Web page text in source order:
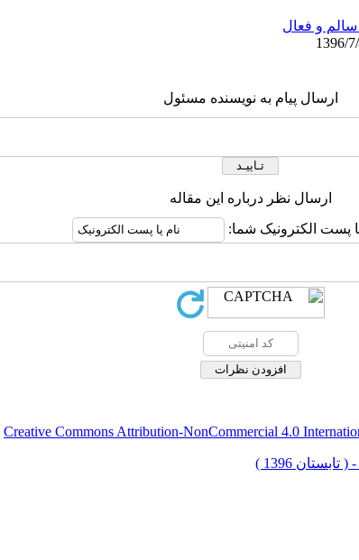
و فعال
ارسال پیام به نویسنده مسئول
ارسال نظر درباره این مقاله
پست الکترونیک شما:
Creative Commons Attribution-NonCommercial 4.0